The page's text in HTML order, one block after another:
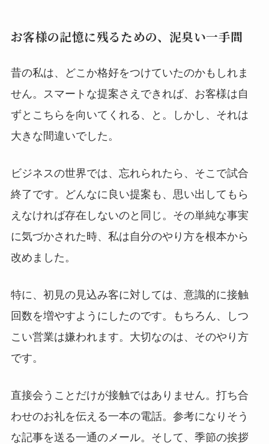
お客様の記憶に残るための、泥臭い一手間
昔の私は、どこか格好をつけていたのかもしれま
せん。スマートな提案さえできれば、お客様は自
ずとこちらを向いてくれる、と。しかし、それは
大きな間違いでした。
ビジネスの世界では、忘れられたら、そこで試合
終了です。どんなに良い提案も、思い出してもら
えなければ存在しないのと同じ。その単純な事実
に気づかされた時、私は自分のやり方を根本から
改めました。
特に、初見の見込み客に対しては、意識的に接触
回数を増やすようにしたのです。もちろん、しつ
こい営業は嫌われます。大切なのは、そのやり方
です。
直接会うことだけが接触ではありません。打ち合
わせのお礼を伝える一本の電話。参考になりそう
な記事を送る一通のメール。そして、季節の挨拶